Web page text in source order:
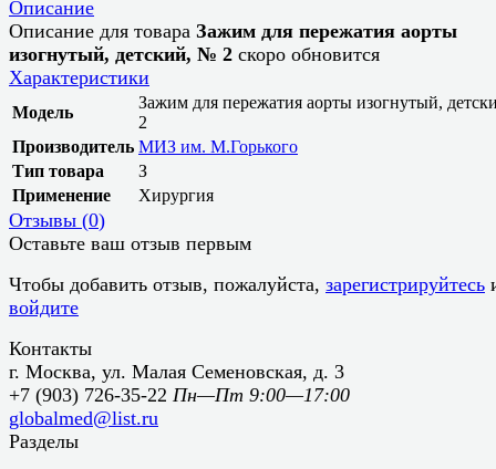
Описание
Описание для товара Зажим для пережатия аорты
изогнутый, детский, № 2 скоро обновится
Характеристики
Модель
Зажим для пережатия аорты изогнутый,
2
Производитель МИЗ им. М.Горького
Тип товара
З
Применение
Хирургия
Отзывы (0)
Оставьте ваш отзыв первым
Чтобы добавить отзыв, пожалуйста, зарегистрируйтесь
войдите
Контакты
г. Москва, ул. Малая Семеновская, д. 3
+7 (903) 726-35-22 Пн—Пт 9:00—17:00
globalmed@list.ru
Разделы